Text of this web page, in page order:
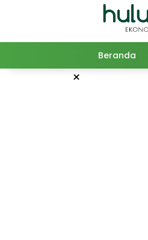
Beranda
×